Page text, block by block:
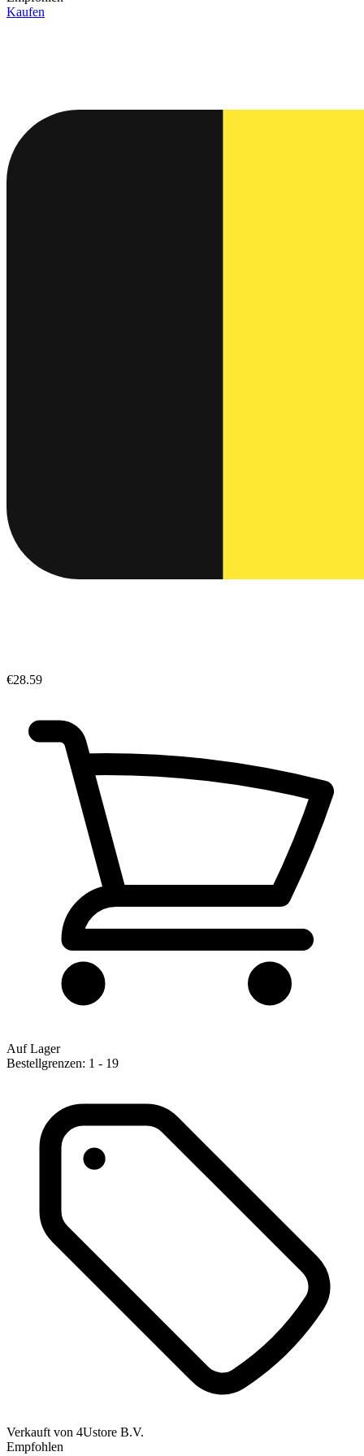
Kaufen
€28.59
Auf Lager
Bestellgrenzen: 1 - 19
Verkauft von 4Ustore B.V.
Empfohlen